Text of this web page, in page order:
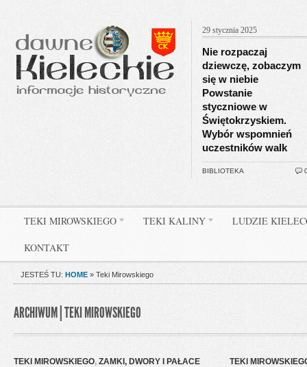
29 stycznia 2025
Nie rozpaczaj
dziewczę, zobaczym
się w niebie
Powstanie
styczniowe w
Świętokrzyskiem.
Wybór wspomnień
uczestników walk
BIBLIOTEKA
TEKI MIROWSKIEGO TEKI KALINY LUDZIE
KONTAKT
JESTEŚ TU: HOME » Teki Mirowskiego
ARCHIWUM | TEKI MIROWSKIEGO
TEKI MIROWSKIEGO, ZAMKI, DWORY I PAŁACE TEKI